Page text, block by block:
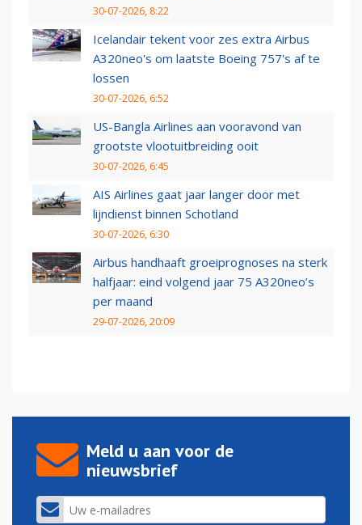
30-07-2026, 8:22
Icelandair tekent voor zes extra Airbus
A320neo's om laatste Boeing 757's af te
lossen
30-07-2026, 6:52
US-Bangla Airlines aan vooravond van
grootste vlootuitbreiding ooit
30-07-2026, 6:45
AIS Airlines gaat jaar langer door met
lijndienst binnen Schotland
30-07-2026, 6:30
Airbus handhaaft groeiprognoses na sterk
halfjaar: eind volgend jaar 75 A320neo’s
per maand
29-07-2026, 20:09
Meld u aan voor de
nieuwsbrief